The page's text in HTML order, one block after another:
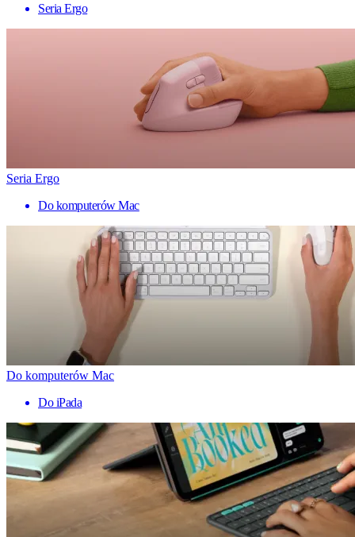
Seria Ergo
Seria Ergo
Do komputerów Mac
Do komputerów Mac
Do iPada